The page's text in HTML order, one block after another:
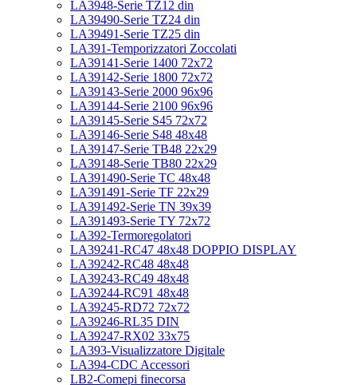
LA3948-Serie TZ12 din
LA39490-Serie TZ24 din
LA39491-Serie TZ25 din
LA391-Temporizzatori Zoccolati
LA39141-Serie 1400 72x72
LA39142-Serie 1800 72x72
LA39143-Serie 2000 96x96
LA39144-Serie 2100 96x96
LA39145-Serie S45 72x72
LA39146-Serie S48 48x48
LA39147-Serie TB48 22x29
LA39148-Serie TB80 22x29
LA391490-Serie TC 48x48
LA391491-Serie TF 22x29
LA391492-Serie TN 39x39
LA391493-Serie TY 72x72
LA392-Termoregolatori
LA39241-RC47 48x48 DOPPIO DISPLAY
LA39242-RC48 48x48
LA39243-RC49 48x48
LA39244-RC91 48x48
LA39245-RD72 72x72
LA39246-RL35 DIN
LA39247-RX02 33x75
LA393-Visualizzatore Digitale
LA394-CDC Accessori
LB2-Comepi finecorsa